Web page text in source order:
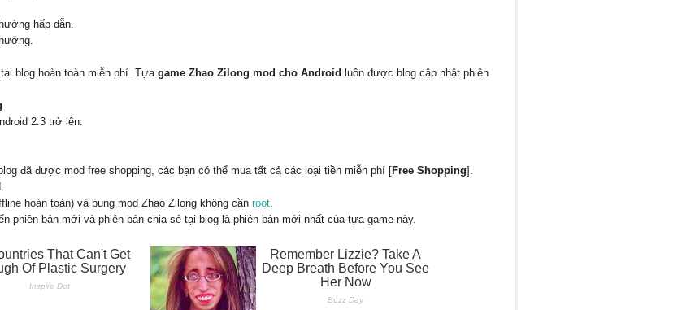
hấp dẫn.
blog hoàn toàn miễn phí. Tựagame Zhao Zilong mod cho Android luôn được blog cập nhật phiên
2.3 trở lên.
đã được mod free shopping, các bạn có thể mua tất cả các loại tiền miễn phí [Free Shopping].
hoàn toàn) và bung mod Zhao Zilong không cần root.
phiên bản mới và phiên bản chia sẻ tại blog là phiên bản mới nhất của tựa game này.